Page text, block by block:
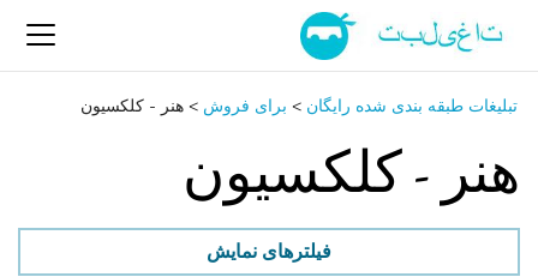
تبلیغات طبقه بندی شده رایگان > برای فروش > هنر - کلکسیون
هنر - کلکسیون
فیلترهای نمایش